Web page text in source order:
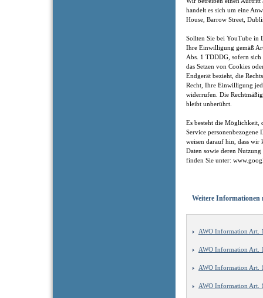
handelt es sich um eine
House, Barrow Street,
Sollten Sie bei YouTube in
Ihre Einwilligung gemäß
Abs. 1 TDDDG, sofern
das Setzen von Cookies
Endgerät bezieht, die
Recht, Ihre Einwilligung
widerrufen. Die
bleibt unberührt.
Es besteht die Möglichkeit,
Service personenbezogene
weisen darauf hin, dass
Daten sowie deren
finden Sie unter:
Weitere Informationen
AWO Information Art.
AWO Information Art.
AWO Information Art.
AWO Information Art.